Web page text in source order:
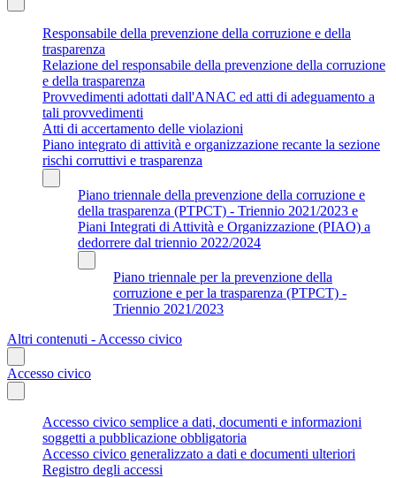
Responsabile della prevenzione della corruzione e della
trasparenza
Relazione del responsabile della prevenzione della corruzione
e della trasparenza
Provvedimenti adottati dall'ANAC ed atti di adeguamento a
tali provvedimenti
Atti di accertamento delle violazioni
Piano integrato di attività e organizzazione recante la sezione
rischi corruttivi e trasparenza
Piano triennale della prevenzione della corruzione e
della trasparenza (PTPCT) - Triennio 2021/2023 e
Piani Integrati di Attività e Organizzazione (PIAO) a
dedorrere dal triennio 2022/2024
Piano triennale per la prevenzione della
corruzione e per la trasparenza (PTPCT) -
Triennio 2021/2023
Altri contenuti - Accesso civico
Accesso civico
Accesso civico semplice a dati, documenti e informazioni
soggetti a pubblicazione obbligatoria
Accesso civico generalizzato a dati e documenti ulteriori
Registro degli accessi